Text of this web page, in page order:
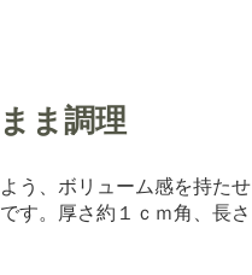
ま調理
う、ボリューム感を持たせ
す。厚さ約１ｃｍ角、長さ